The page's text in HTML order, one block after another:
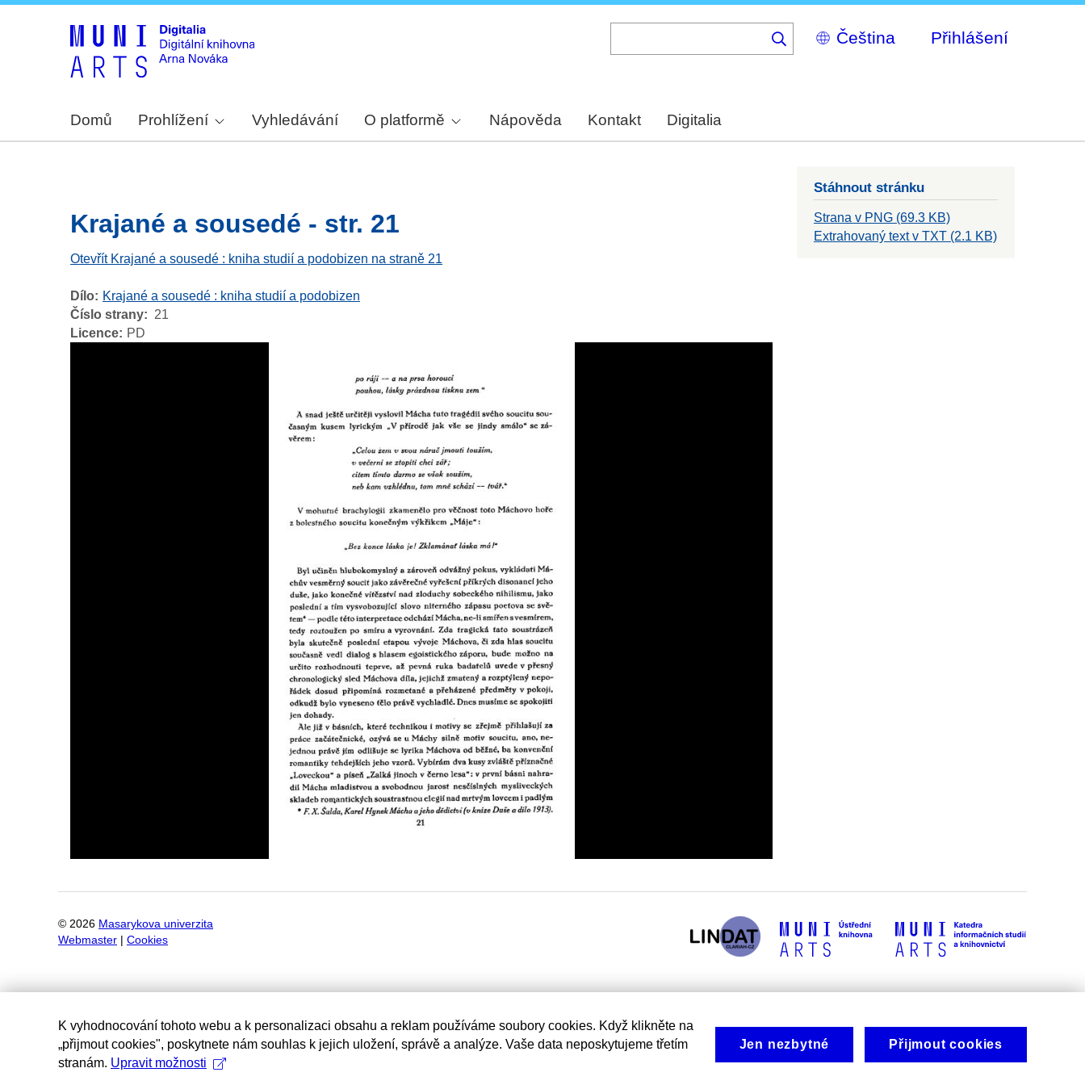
Select
your
Přihlášení
Domů Prohlížení Vyhledávání O platformě Nápověda Kontakt Digitalia
Krajané a sousedé - str. 21
Otevřít Krajané a sousedé : kniha studií a podobizen na straně 21
Dílo
Krajané a sousedé : kniha studií a podobizen
Číslo strany
21
Licence
PD
Stáhnout stránku
Strana v PNG (69.3 KB)
Extrahovaný text v TXT (2.1 KB)
© 2026 Masarykova univerzita
Webmaster
Cookies
K vyhodnocování tohoto webu a k personalizaci obsahu a reklam používáme soubory cookies. Když klikněte na
„přijmout cookies", poskytnete nám souhlas k jejich uložení, správě a analýze. Vaše data neposkytujeme třetím
stranám. Upravit možnosti
Jen nezbytné Přijmout cookies